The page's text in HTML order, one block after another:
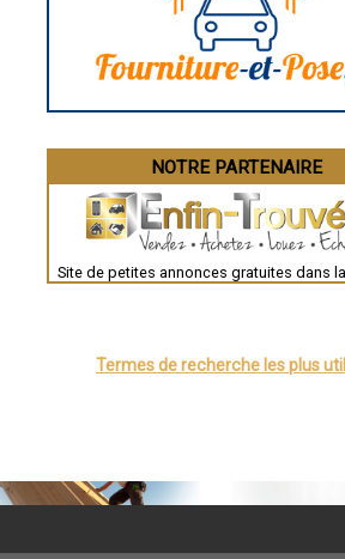
Brive-la-Gaillarde
Guéret
Besançon
Évreux
Chartres
Nîmes
Auch
Nantes
Orléans
NOTRE PARTENAIRE
Site de petites annonces gratuites dans
Termes de recherche les plus